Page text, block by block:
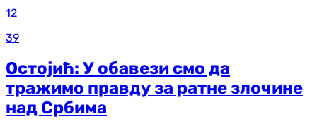
12
39
Остојић: У обавези смо да
тражимо правду за ратне злочине
над Србима